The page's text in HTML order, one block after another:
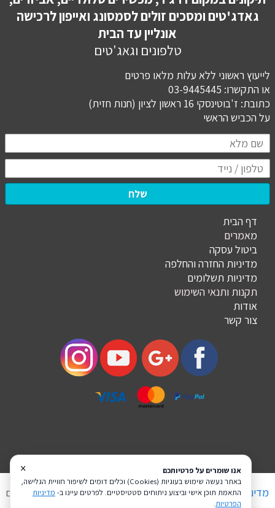
גאדג'טים ומסכים זולים לסמסונג ואייפון לרכישה
אונליין עד הבית
טלפונים וגאג'טים
לייעוץ ראשוני ללא עלות מלאו פרטים
או התקשרו: 03-9445445
כתובת: ז'בוטינסקי 16 ראשון לציון (חנות חזית)
​​​​​​​על הכביש הראשי
שלח
דף הבית
מאמרים
ביטול עסקה
מדיניות החזרה והחלפה
מדיניות תשלומים
תקנות ותנאי השימוש
אודות
צור קשר
מדיניות פרטיות הצהרת נגישות Coi בניית אתרים
×
אנו שומרים על פרטיותכם
באתר נעשה שימוש בעוגיות (Cookies) וכלים דומים לשיפור חוויית הגלישה,
התאמת תוכן אישי וביצוע ניתוחים סטטיסטיים. לפרטים עיינו ב- מדיניות
הפרטיות.